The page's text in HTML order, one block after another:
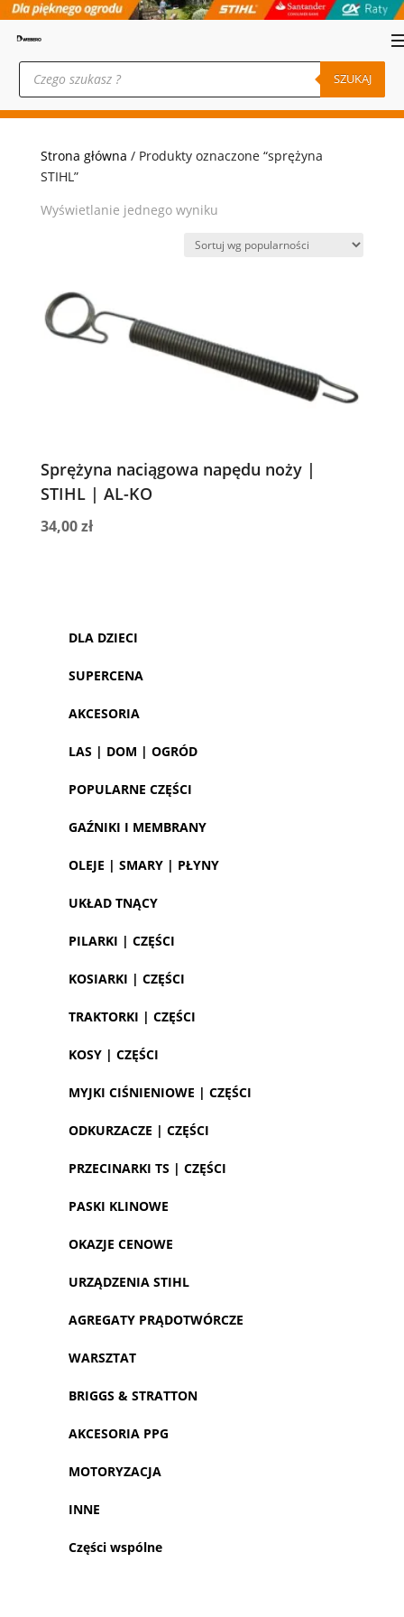
Wyszukiwarka
produktów SZUKAJ
Strona główna / Produkty oznaczone “sprężyna
STIHL”
Wyświetlanie jednego wyniku
Sprężyna naciągowa napędu noży |
STIHL | AL-KO
34,00zł
DLA DZIECI
SUPERCENA
AKCESORIA
LAS | DOM | OGRÓD
POPULARNE CZĘŚCI
GAŹNIKI I MEMBRANY
OLEJE | SMARY | PŁYNY
UKŁAD TNĄCY
PILARKI | CZĘŚCI
KOSIARKI | CZĘŚCI
TRAKTORKI | CZĘŚCI
KOSY | CZĘŚCI
MYJKI CIŚNIENIOWE | CZĘŚCI
ODKURZACZE | CZĘŚCI
PRZECINARKI TS | CZĘŚCI
PASKI KLINOWE
OKAZJE CENOWE
URZĄDZENIA STIHL
AGREGATY PRĄDOTWÓRCZE
WARSZTAT
BRIGGS & STRATTON
AKCESORIA PPG
MOTORYZACJA
INNE
Części wspólne